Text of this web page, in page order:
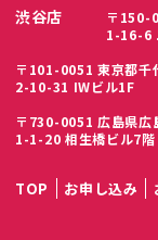
渋谷店
〒150-
1-16-6
〒101-0051 東京都千
2-10-31 IWビル1F
〒730-0051 広島県広
1-1-20 相生橋ビル7階
TOP お申し込み